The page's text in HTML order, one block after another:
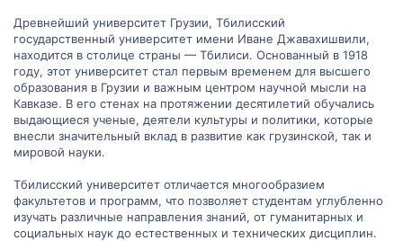
Древнейший университет Грузии, Тбилисский
государственный университет имени Иване Джавахишвили,
находится в столице страны — Тбилиси. Основанный в 1918
году, этот университет стал первым временем для высшего
образования в Грузии и важным центром научной мысли на
Кавказе. В его стенах на протяжении десятилетий обучались
выдающиеся ученые, деятели культуры и политики, которые
внесли значительный вклад в развитие как грузинской, так и
мировой науки.
Тбилисский университет отличается многообразием
факультетов и программ, что позволяет студентам углубленно
изучать различные направления знаний, от гуманитарных и
социальных наук до естественных и технических дисциплин.